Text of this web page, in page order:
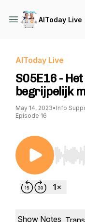
AIToday Live
AIToday Live
S05E16 -
begrijpelijk
May 14, 2023• Info
Episode 16
Use
Show Notes